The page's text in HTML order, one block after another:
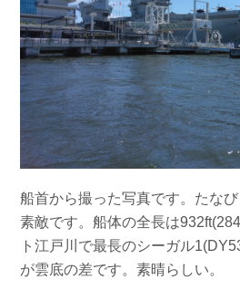
船首から撮った写真です。たな
素敵です。船体の全長は
ト江戸川で最長のシーガル
が雲底の差です。素晴らしい。